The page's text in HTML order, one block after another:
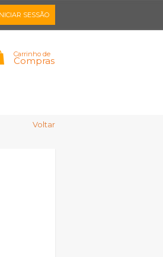
Carrinho de
Compras
SESSÃO
|
Voltar